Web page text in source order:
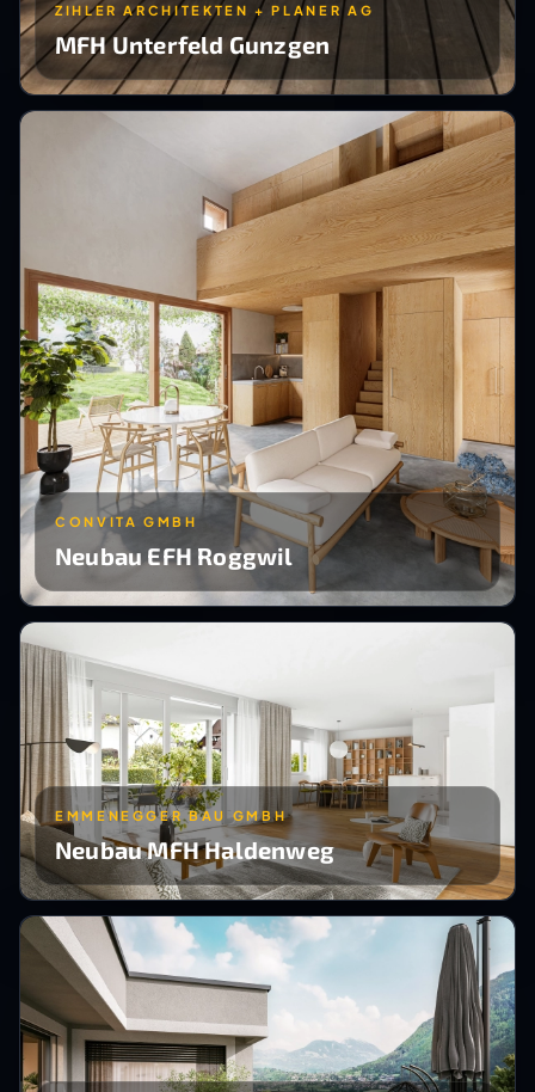
ZIHLER ARCHITEKTEN + PLANER AG
MFH Unterfeld Gunzgen
CONVITA GMBH
Neubau EFH Roggwil
EMMENEGGER BAU GMBH
Neubau MFH Haldenweg